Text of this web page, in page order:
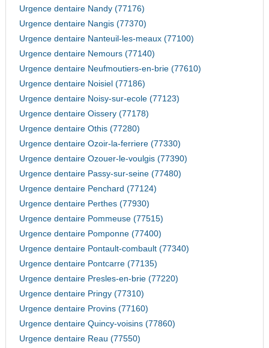
Urgence dentaire Nandy (77176)
Urgence dentaire Nangis (77370)
Urgence dentaire Nanteuil-les-meaux (77100)
Urgence dentaire Nemours (77140)
Urgence dentaire Neufmoutiers-en-brie (77610)
Urgence dentaire Noisiel (77186)
Urgence dentaire Noisy-sur-ecole (77123)
Urgence dentaire Oissery (77178)
Urgence dentaire Othis (77280)
Urgence dentaire Ozoir-la-ferriere (77330)
Urgence dentaire Ozouer-le-voulgis (77390)
Urgence dentaire Passy-sur-seine (77480)
Urgence dentaire Penchard (77124)
Urgence dentaire Perthes (77930)
Urgence dentaire Pommeuse (77515)
Urgence dentaire Pomponne (77400)
Urgence dentaire Pontault-combault (77340)
Urgence dentaire Pontcarre (77135)
Urgence dentaire Presles-en-brie (77220)
Urgence dentaire Pringy (77310)
Urgence dentaire Provins (77160)
Urgence dentaire Quincy-voisins (77860)
Urgence dentaire Reau (77550)